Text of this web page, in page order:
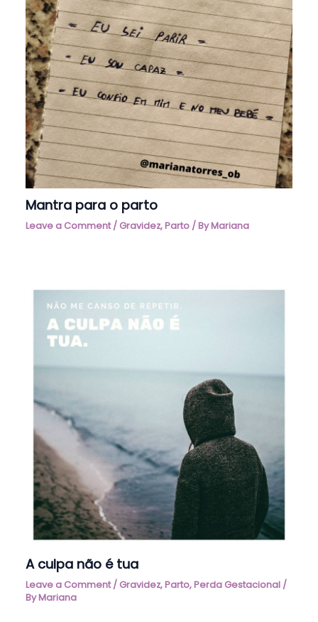
Mantra para o parto
Leave a Comment / Gravidez,Parto / ByMariana
A culpa não é tua
Leave a Comment / Gravidez,Parto,Perda Gestacional /
ByMariana